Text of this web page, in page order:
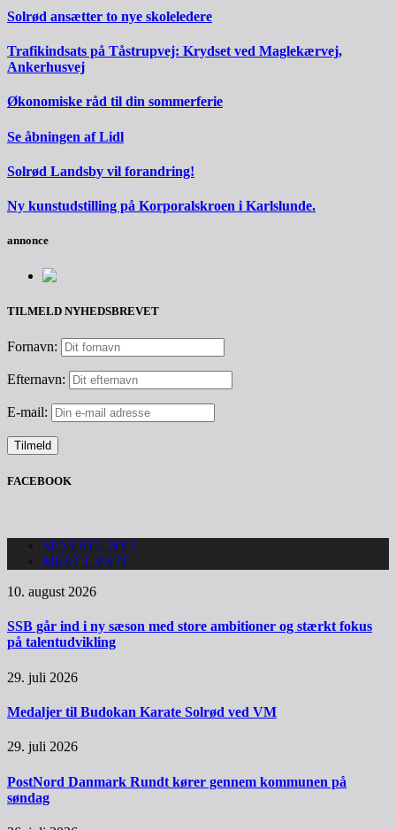
Solrød ansætter to nye skoleledere
Trafikindsats på Tåstrupvej: Krydset ved Maglekærvej,
Ankerhusvej
Økonomiske råd til din sommerferie
Se åbningen af Lidl
Solrød Landsby vil forandring!
Ny kunstudstilling på Korporalskroen i Karlslunde.
annonce
TILMELD NYHEDSBREVET
Fornavn:
Efternavn:
E-mail:
FACEBOOK
SENESTE NYT
MEST LÆSTE
10. august 2026
SSB går ind i ny sæson med store ambitioner og stærkt fokus
på talentudvikling
29. juli 2026
Medaljer til Budokan Karate Solrød ved VM
29. juli 2026
PostNord Danmark Rundt kører gennem kommunen på
søndag